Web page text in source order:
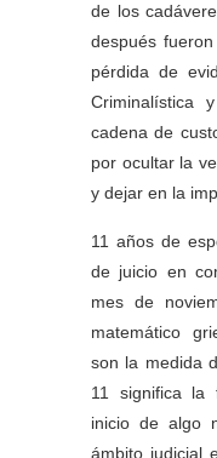
de los
después
pérdida de
Criminalística
cadena de
por ocultar la
y dejar en la
11 años de
de juicio en
mes de
matemático
son la medida
11 significa la
inicio de algo
ámbito judicial